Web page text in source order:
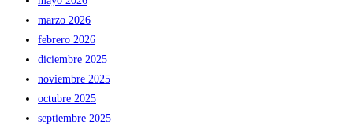
marzo 2026
febrero 2026
diciembre 2025
noviembre 2025
octubre 2025
septiembre 2025